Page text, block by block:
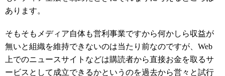
あります。
そもそもメディア自体も営利事業ですから何かしら収益が
無いと組織を維持できないのは当たり前なのですが、Web
上でのニュースサイトなどは購読者から直接お金を取るサ
ービスとして成立できるかというのを過去から営々と試行